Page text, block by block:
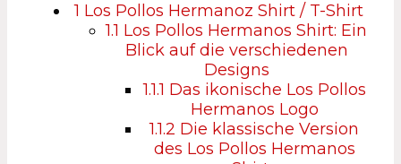
1 Los Pollos Hermanoz Shirt / T-Shirt
1.1 Los Pollos Hermanos Shirt: Ein
Blick auf die verschiedenen
Designs
1.1.1 Das ikonische Los Pollos
Hermanos Logo
1.1.2 Die klassische Version
des Los Pollos Hermanos